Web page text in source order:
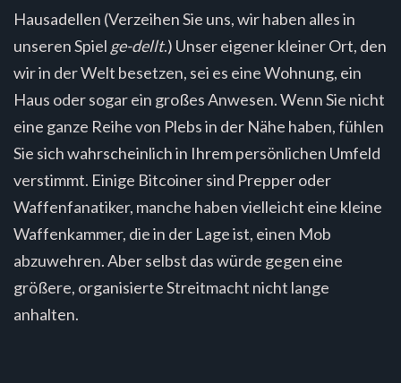
Hausadellen (Verzeihen Sie uns, wir haben alles in
unseren Spiel ge-dellt.) Unser eigener kleiner Ort, den
wir in der Welt besetzen, sei es eine Wohnung, ein
Haus oder sogar ein großes Anwesen. Wenn Sie nicht
eine ganze Reihe von Plebs in der Nähe haben, fühlen
Sie sich wahrscheinlich in Ihrem persönlichen Umfeld
verstimmt. Einige Bitcoiner sind Prepper oder
Waffenfanatiker, manche haben vielleicht eine kleine
Waffenkammer, die in der Lage ist, einen Mob
abzuwehren. Aber selbst das würde gegen eine
größere, organisierte Streitmacht nicht lange
anhalten.